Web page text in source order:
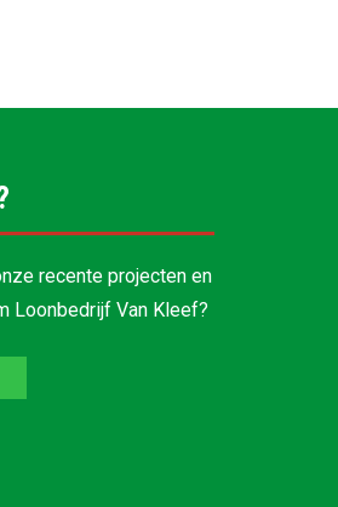
recente projecten en
Loonbedrijf Van Kleef?